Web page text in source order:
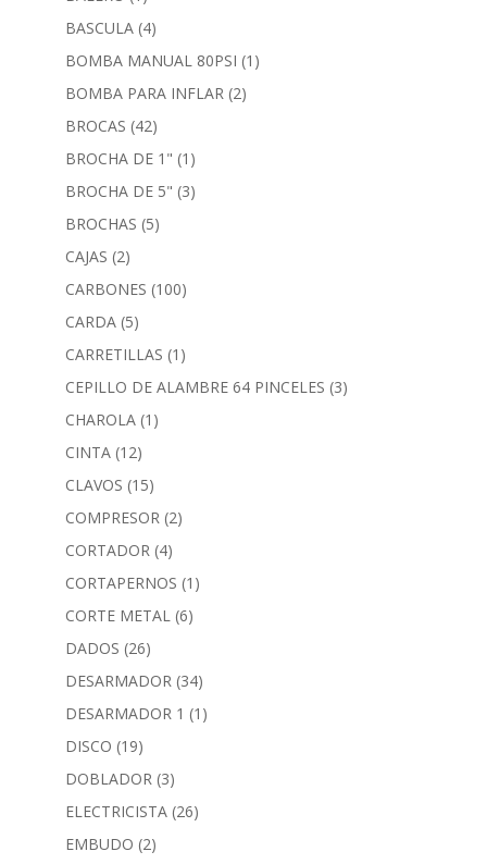
BASCULA (4)
BOMBA MANUAL 80PSI (1)
BOMBA PARA INFLAR (2)
BROCAS (42)
BROCHA DE 1" (1)
BROCHA DE 5" (3)
BROCHAS (5)
CAJAS (2)
CARBONES (100)
CARDA (5)
CARRETILLAS (1)
CEPILLO DE ALAMBRE 64 PINCELES (3)
CHAROLA (1)
CINTA (12)
CLAVOS (15)
COMPRESOR (2)
CORTADOR (4)
CORTAPERNOS (1)
CORTE METAL (6)
DADOS (26)
DESARMADOR (34)
DESARMADOR 1 (1)
DISCO (19)
DOBLADOR (3)
ELECTRICISTA (26)
EMBUDO (2)